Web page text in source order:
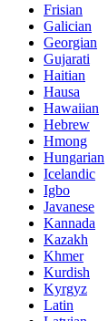
Frisian
Galician
Georgian
Gujarati
Haitian
Hausa
Hawaiian
Hebrew
Hmong
Hungarian
Icelandic
Igbo
Javanese
Kannada
Kazakh
Khmer
Kurdish
Kyrgyz
Latin